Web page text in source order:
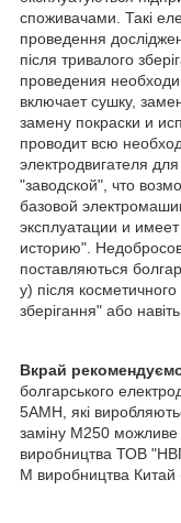
споживачами. Такі
проведення
після тривалого
проведения
включает сушку,
замену покраски и
проводит всю
электродвигателя
"заводской", что
базовой
эксплуатации и
историю".
поставляються
у) після
зберігання" або
Вкрай
болгарського
5АМН, які
заміну М250
виробництва ТОВ
М виробництва Китай